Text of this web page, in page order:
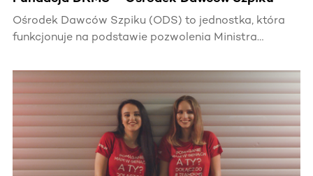
Ośrodek Dawców Szpiku (ODS) to jednostka, która
funkcjonuje na podstawie pozwolenia Ministra
r. o pobieraniu, przechowywaniu i przeszczepianiu
komórek, tkanek i narządów (Dz.U. Nr 169, poz. 1411 z
późn. zm.).